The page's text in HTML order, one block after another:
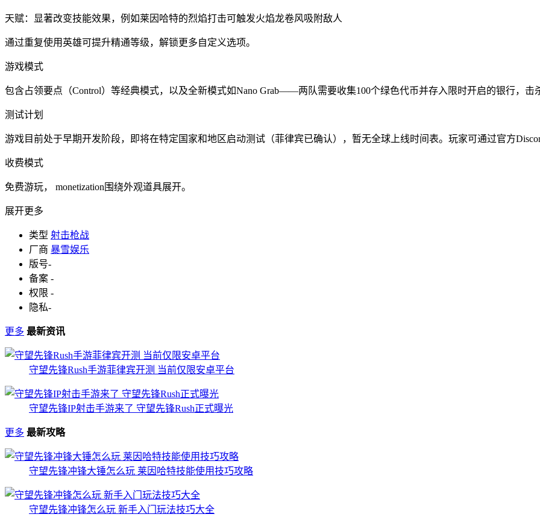
天赋：显著改变技能效果，例如莱因哈特的烈焰打击可触发火焰龙卷风吸附敌人
通过重复使用英雄可提升精通等级，解锁更多自定义选项。
游戏模式
包含占领要点（Control）等经典模式，以及全新模式如Nano Grab——两队需要收集100个绿色代币并存入限时开启的银行，击
测试计划
游戏目前处于早期开发阶段，即将在特定国家和地区启动测试（菲律宾已确认），暂无全球上线时间表。玩家可通过官方
收费模式
免费游玩， monetization围绕外观道具展开。
展开更多
类型 射击枪战
厂商 暴雪娱乐
版号-
备案 -
权限 -
隐私-
更多 最新资讯
守望先锋Rush手游菲律宾开测 当前仅限安卓平台
守望先锋IP射击手游来了 守望先锋Rush正式曝光
更多 最新攻略
守望先锋冲锋大锤怎么玩 莱因哈特技能使用技巧攻略
守望先锋冲锋怎么玩 新手入门玩法技巧大全